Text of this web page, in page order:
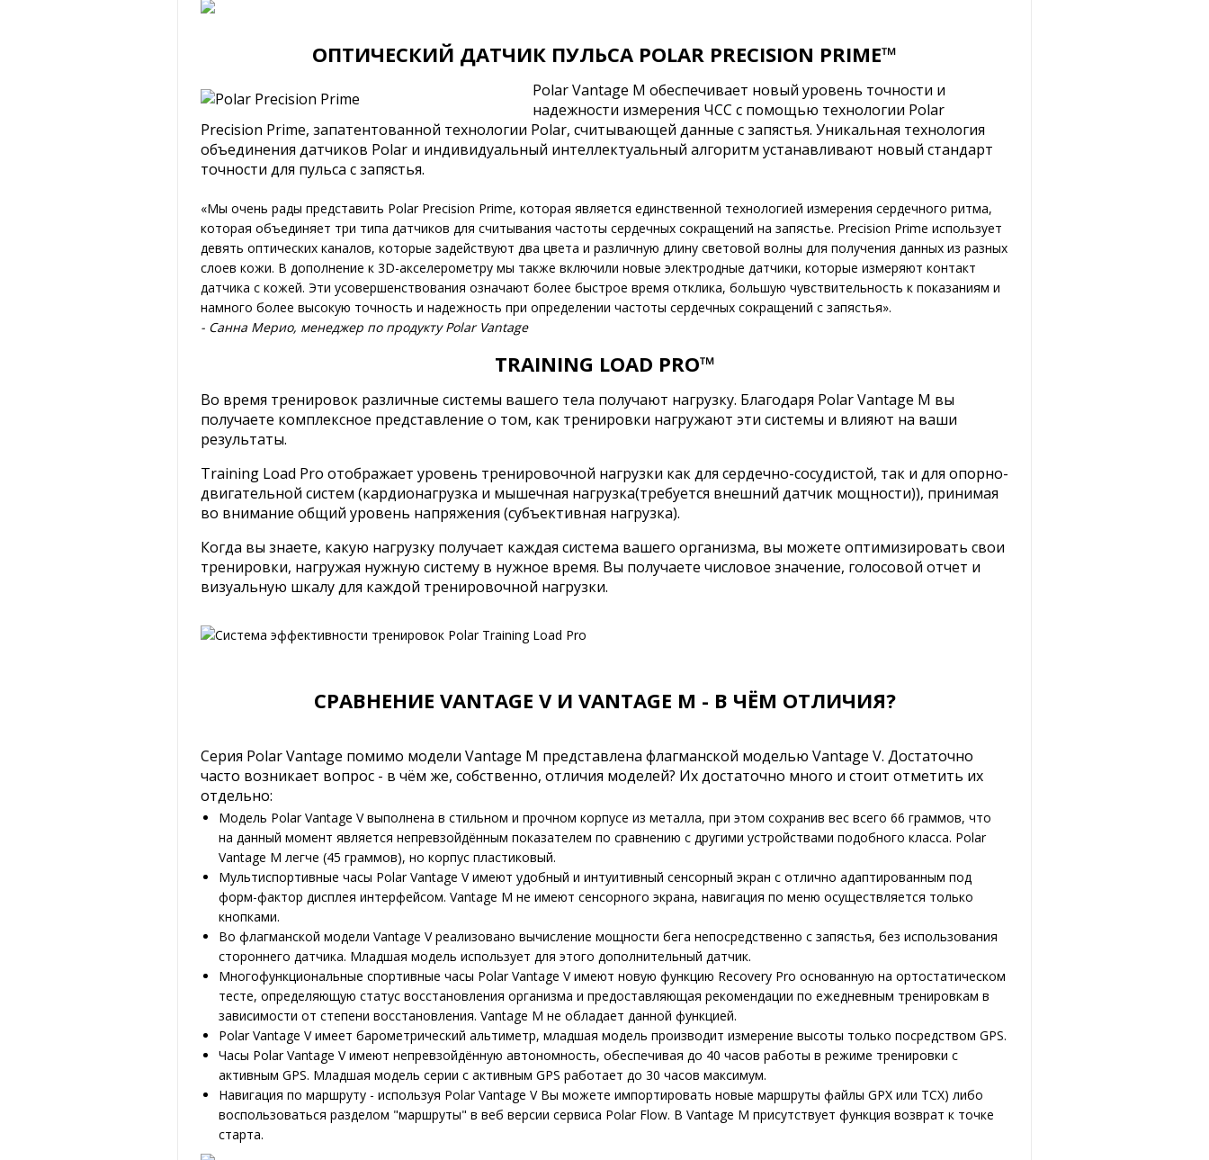
ОПТИЧЕСКИЙ ДАТЧИК ПУЛЬСА POLAR PRECISION PRIME™
Polar Vantage M обеспечивает новый уровень точности и
надежности измерения ЧСС с помощью технологии Polar
Precision Prime, запатентованной технологии Polar, считывающей данные с запястья. Уникальная технология
объединения датчиков Polar и индивидуальный интеллектуальный алгоритм устанавливают новый стандарт
точности для пульса с запястья.
«Мы очень рады представить Polar Precision Prime, которая является единственной технологией измерения сердечного ритма,
которая объединяет три типа датчиков для считывания частоты сердечных сокращений на запястье. Precision Prime использует
девять оптических каналов, которые задействуют два цвета и различную длину световой волны для получения данных из разных
слоев кожи. В дополнение к 3D-акселерометру мы также включили новые электродные датчики, которые измеряют контакт
датчика с кожей. Эти усовершенствования означают более быстрое время отклика, большую чувствительность к показаниям и
намного более высокую точность и надежность при определении частоты сердечных сокращений с запястья».
- Санна Мерио, менеджер по продукту Polar Vantage
TRAINING LOAD PRO™
Во время тренировок различные системы вашего тела получают нагрузку. Благодаря Polar Vantage M вы
получаете комплексное представление о том, как тренировки нагружают эти системы и влияют на ваши
результаты.
Training Load Pro отображает уровень тренировочной нагрузки как для сердечно-сосудистой, так и для опорно-
двигательной систем (кардионагрузка и мышечная нагрузка(требуется внешний датчик мощности)), принимая
во внимание общий уровень напряжения (субъективная нагрузка).
Когда вы знаете, какую нагрузку получает каждая система вашего организма, вы можете оптимизировать свои
тренировки, нагружая нужную систему в нужное время. Вы получаете числовое значение, голосовой отчет и
визуальную шкалу для каждой тренировочной нагрузки.
СРАВНЕНИЕ VANTAGE V И VANTAGE M - В ЧЁМ ОТЛИЧИЯ?
Серия Polar Vantage помимо модели Vantage M представлена флагманской моделью Vantage V. Достаточно
часто возникает вопрос - в чём же, собственно, отличия моделей? Их достаточно много и стоит отметить их
отдельно:
Модель Polar Vantage V выполнена в стильном и прочном корпусе из металла, при этом сохранив вес всего 66 граммов, что
на данный момент является непревзойдённым показателем по сравнению с другими устройствами подобного класса. Polar
Vantage M легче (45 граммов), но корпус пластиковый.
Мультиспортивные часы Polar Vantage V имеют удобный и интуитивный сенсорный экран с отлично адаптированным под
форм-фактор дисплея интерфейсом. Vantage M не имеют сенсорного экрана, навигация по меню осуществляется только
кнопками.
Во флагманской модели Vantage V реализовано вычисление мощности бега непосредственно с запястья, без использования
стороннего датчика. Младшая модель использует для этого дополнительный датчик.
Многофункциональные спортивные часы Polar Vantage V имеют новую функцию Recovery Pro основанную на ортостатическом
тесте, определяющую статус восстановления организма и предоставляющая рекомендации по ежедневным тренировкам в
зависимости от степени восстановления. Vantage M не обладает данной функцией.
Polar Vantage V имеет барометрический альтиметр, младшая модель производит измерение высоты только посредством GPS.
Часы Polar Vantage V имеют непревзойдённую автономность, обеспечивая до 40 часов работы в режиме тренировки с
активным GPS. Младшая модель серии с активным GPS работает до 30 часов максимум.
Навигация по маршруту - используя Polar Vantage V Вы можете импортировать новые маршруты файлы GPX или TCX) либо
воспользоваться разделом "маршруты" в веб версии сервиса Polar Flow. В Vantage M присутствует функция возврат к точке
старта.